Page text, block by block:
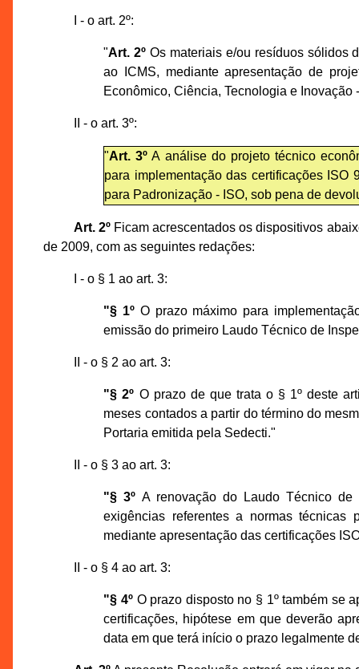
I - o art. 2º:
"Art. 2º Os materiais e/ou resíduos sólidos
ao ICMS, mediante apresentação de
Econômico, Ciência, Tecnologia e
II - o art. 3º:
"Art. 3º A análise do projeto técnico
para implementação das certificações ISO
para Padronização - ISO, sob pena de
Art. 2ºFicam acrescentados os dispositivos
de 2009, com as seguintes redações:
I - o § 1 ao art. 3:
"§ 1º O prazo máximo para
emissão do primeiro Laudo Técnico de
II - o § 2 ao art. 3:
"§ 2º O prazo de que trata o § 1º deste
meses contados a partir do término do
Portaria emitida pela Sedecti."
II - o § 3 ao art. 3:
"§ 3º A renovação do Laudo Técnico de
exigências referentes a normas
mediante apresentação das certificações
II - o § 4 ao art. 3:
"§ 4ºO prazo disposto no § 1º também se
certificações, hipótese em que deverão
data em que terá início o prazo legalmente